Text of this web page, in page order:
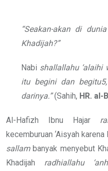
“Seakan-akan di
Khadijah?”
Nabi shallallahu ‘alaihi
itu begini dan
darinya.”(Sahih, HR. al-
Al-Hafizh Ibnu Hajar
kecemburuan ‘Aisyah karena
sallambanyak menyebut
Khadijah radhiallahu